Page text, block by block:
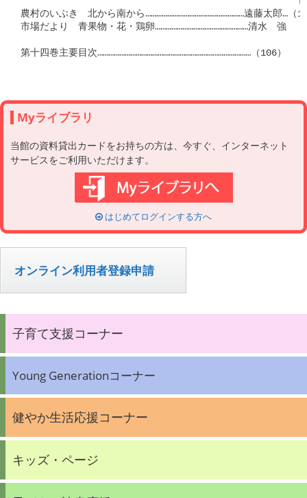
Myライブラリ
当館の資料貸出カードをお持ちの方は、今すぐ、インターネット
サービスをご利用いただけます。
はじめてログインする方へ
オンライン利用者登録申請
子育て支援コーナー
Young Generationコーナー
健やか生活応援コーナー
キッズ・ページ